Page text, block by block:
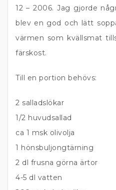
12 – 2006. Jag gjorde
blev en god och lätt
värmen som kvällsmat
färskost.
Till en portion behövs:
2 salladslökar
1/2 huvudsallad
ca 1 msk olivolja
1 hönsbuljongtärning
2 dl frusna görna ärtor
4-5 dl vatten